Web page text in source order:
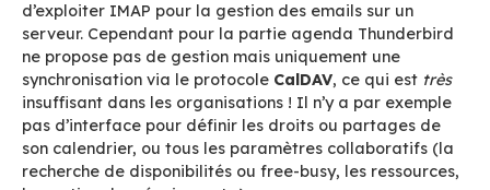
jamais visible pour l’utilisateur final, mais il
une partie importante des fonctionnalités et
l’expérience !
Quels sont les